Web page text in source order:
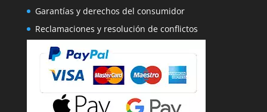
Garantías y derechos del consumidor
Reclamaciones y resolución de conflictos